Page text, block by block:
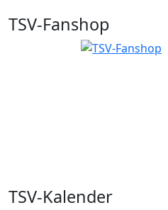
TSV-Fanshop
TSV-Kalender